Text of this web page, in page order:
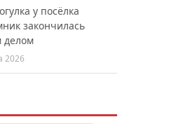
у посёлка
закончилась
делом
2026